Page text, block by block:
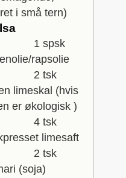
i små tern)
1 spsk
rapsolie
2 tsk
limeskal (hvis
er økologisk )
4 tsk
limesaft
2 tsk
(soja)